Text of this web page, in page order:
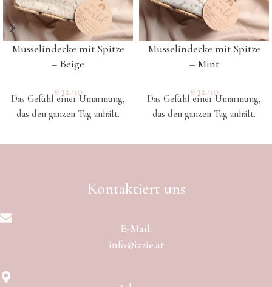
Musselindecke mit Spitze
– Beige
€32.90
Das Gefühl einer Umarmung,
das den ganzen Tag anhält.
Musselindecke mit Spitze
– Mint
€32.90
Das Gefühl einer Umarmung,
das den ganzen Tag anhält.
Kontaktiert uns
E-Mail:
info@izzie.at